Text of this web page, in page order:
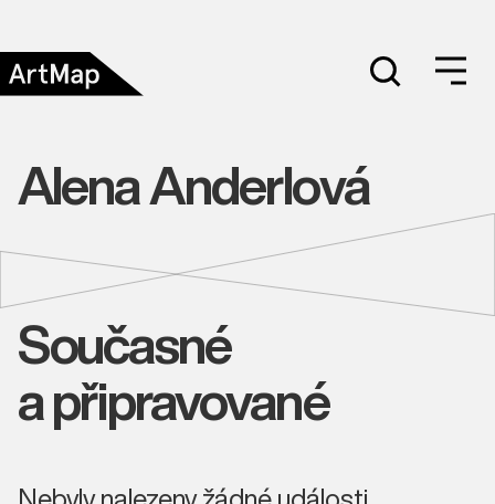
Alena Anderlová
Současné
a připravované